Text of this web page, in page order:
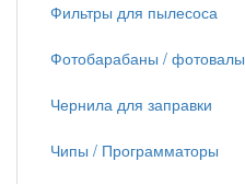
Фильтры для пылесоса
Фотобарабаны / фотовалы
Чернила для заправки
Чипы / Программаторы